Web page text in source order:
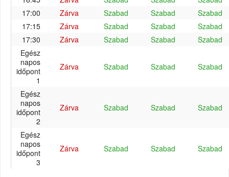
17:00
Zárva Szabad Szabad
Szabad
17:15
Zárva Szabad Szabad
Szabad
17:30
Zárva Szabad Szabad
Szabad
Egész
napos
időpont
1
Zárva Szabad Szabad Szabad
Egész
napos
időpont
2
Zárva Szabad Szabad Szabad
Egész
napos
időpont
3
Zárva Szabad Szabad Szabad